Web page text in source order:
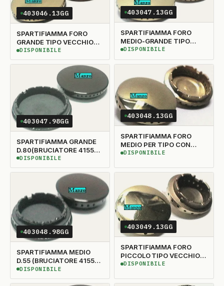
403046.13GG
SPARTIFIAMMA FORO
GRANDE TIPO VECCHIO
CON TACCA D.93
(BRUCIATORE 415596 -
VENTURI 415456- ANELLO
DISPONIBILE
DISPONIBILE
403047.13GG
SPARTIFIAMMA FORO
MEDIO-GRANDE TIPO
VECCHIO CON TACCA
D.80 (BRUCIATORE
415597 - VENTURI
415457- ANELLO 474067)
DISPONIBILE
DISPONIBILE
403047.98GG
SPARTIFIAMMA GRANDE
D.80(BRUCIATORE 415597
- VENTURI 415457-
ANELLO 474067)
DISPONIBILE
DISPONIBILE
403048.13GG
SPARTIFIAMMA FORO
MEDIO PER TIPO CON
TACCA D. 55 (BRUCIATORE
- 415481 - 415471)
DISPONIBILE
DISPONIBILE
403048.98GG
SPARTIFIAMMA MEDIO
D.55 (BRUCIATORE 415598
- 415487 - 415478 -
415481 - 415471)
DISPONIBILE
DISPONIBILE
403049.13GG
SPARTIFIAMMA FORO
PICCOLO TIPO VECCHIO
CON TACCA D.42
415488 - 415479 -
DISPONIBILE
DISPONIBILE